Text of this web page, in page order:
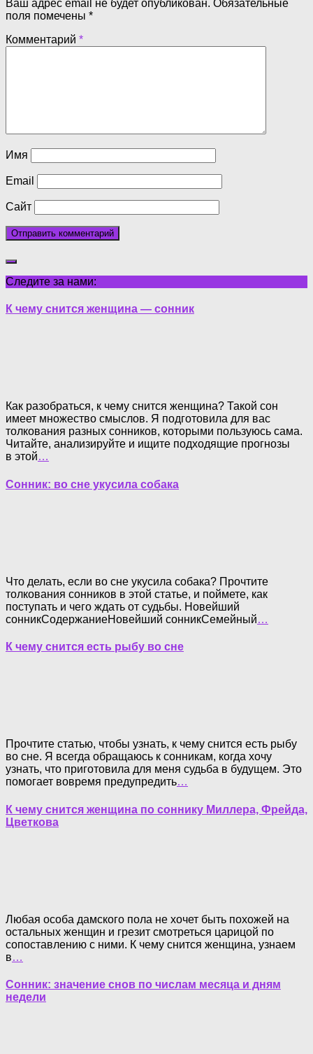
Ваш адрес email не будет опубликован. Обязательные
поля помечены *
Комментарий *
Имя
Email
Сайт
Следите за нами:
К чему снится женщина — сонник
Как разобраться, к чему снится женщина? Такой сон
имеет множество смыслов. Я подготовила для вас
толкования разных сонников, которыми пользуюсь сама.
Читайте, анализируйте и ищите подходящие прогнозы
в этой…
Сонник: во сне укусила собака
Что делать, если во сне укусила собака? Прочтите
толкования сонников в этой статье, и поймете, как
поступать и чего ждать от судьбы. Новейший
сонникСодержаниеНовейший сонникСемейный…
К чему снится есть рыбу во сне
Прочтите статью, чтобы узнать, к чему снится есть рыбу
во сне. Я всегда обращаюсь к сонникам, когда хочу
узнать, что приготовила для меня судьба в будущем. Это
помогает вовремя предупредить…
К чему снится женщина по соннику Миллера, Фрейда,
Цветкова
Любая особа дамского пола не хочет быть похожей на
остальных женщин и грезит смотреться царицой по
сопоставлению с ними. К чему снится женщина, узнаем
в…
Сонник: значение снов по числам месяца и дням
недели